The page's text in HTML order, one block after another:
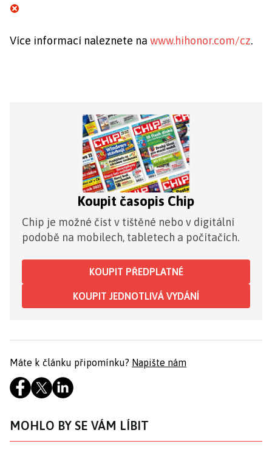
Více informací naleznete na www.hihonor.com/cz.
Koupit časopis Chip
Chip je možné číst v tištěné nebo v digitální
podobě na mobilech, tabletech a počítačích.
KOUPIT PŘEDPLATNÉ
KOUPIT JEDNOTLIVÁ VYDÁNÍ
Máte k článku připomínku? Napište nám
MOHLO BY SE VÁM LÍBIT